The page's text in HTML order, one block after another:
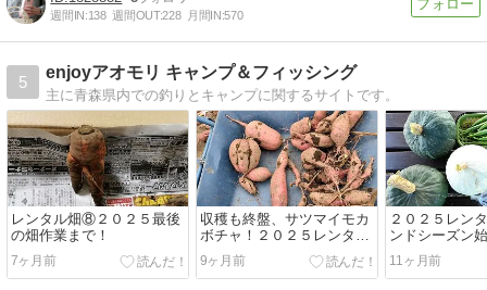
週間IN:138 週間OUT:228 月間IN:570
5
enjoyアオモリ キャンプ＆フィッシング
主に青森県内での釣りとキャンプに関するサイトです。
レンタル畑⑧２０２５最後
の畑作業まで！
7ヶ月前
収穫も終盤、サツマイモカ
ボチャ！２０２５レンタル
9ヶ月前
２０２５レン
ンドシーズン
11ヶ月前